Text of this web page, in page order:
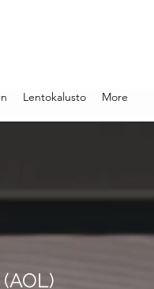
Lentokalusto More